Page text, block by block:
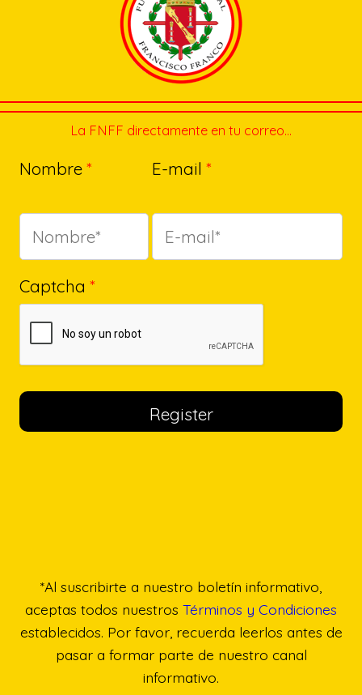
La FNFF directamente en tu correo…
Nombre* E-mail *
Captcha *
*Al suscribirte a nuestro boletín informativo,
aceptas todos nuestros Términos y Condiciones
establecidos. Por favor, recuerda leerlos antes de
pasar a formar parte de nuestro canal
informativo.